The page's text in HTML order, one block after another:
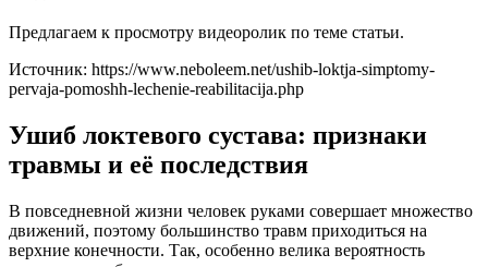
Предлагаем к просмотру видеоролик по теме статьи.
Источник: https://www.neboleem.net/ushib-loktja-simptomy-
pervaja-pomoshh-lechenie-reabilitacija.php
Ушиб локтевого сустава: признаки
травмы и её последствия
В повседневной жизни человек руками совершает множество
движений, поэтому большинство травм приходиться на
верхние конечности. Так, особенно велика вероятность